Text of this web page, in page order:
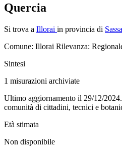
Quercia
Si trova a Illorai in provincia di
Comune: Illorai Rilevanza:
Sintesi
1 misurazioni archiviate
Ultimo aggiornamento il 29/12/
comunità di cittadini, tecnici e
Età stimata
Non disponibile